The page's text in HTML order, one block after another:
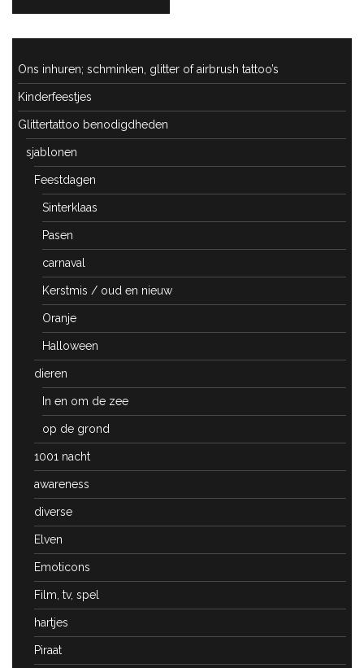
Ons inhuren; schminken, glitter of airbrush tattoo’s
Kinderfeestjes
Glittertattoo benodigdheden
sjablonen
Feestdagen
Sinterklaas
Pasen
carnaval
Kerstmis / oud en nieuw
Oranje
Halloween
dieren
In en om de zee
op de grond
1001 nacht
awareness
diverse
Elven
Emoticons
Film, tv, spel
hartjes
Piraat